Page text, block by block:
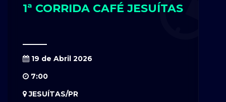
1ª CORRIDA CAFÉ JESUÍTAS
19 de Abril 2026
7:00
JESUÍTAS/PR